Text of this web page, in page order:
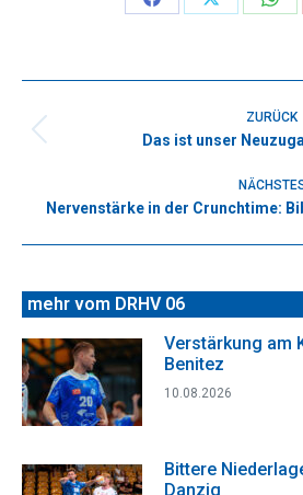
Share
Facebook
Share
X
ZURÜCK
Das ist unser
Nervenstärke in der Crunchtime:
mehr vom DRHV 06
Verstärkung am
Benitez
10.08.2026
Bittere
Danzig